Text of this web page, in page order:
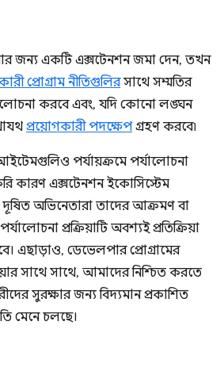
জন্য একটি এক্সটেনশন জমা দেন, তখন
প্রোগ্রাম নীতিগুলিরসাথে সম্মতির
করবে এবং, যদি কোনো লঙ্ঘন
প্রয়োগকারী পদক্ষেপগ্রহণ করবে৷
পর্যায়ক্রমে পর্যালোচনা
কারণ এক্সটেনশন ইকোসিস্টেম
অভিনেতারা তাদের আক্রমণ বা
প্রক্রিয়াটি অবশ্যই প্রতিক্রিয়া
এছাড়াও, ডেভেলপার প্রোগ্রামের
সাথে সাথে, আমাদের নিশ্চিত করতে
সুরক্ষার জন্য বিদ্যমান প্রকাশিত
মেনে চলছে।